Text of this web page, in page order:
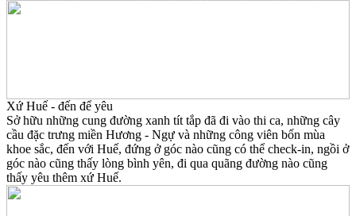
Xứ Huế - đến để yêu
Sở hữu những cung đường xanh tít tắp đã đi vào thi ca, những cây
cầu đặc trưng miền Hương - Ngự và những công viên bốn mùa
khoe sắc, đến với Huế, đứng ở góc nào cũng có thể check-in, ngồi ở
góc nào cũng thấy lòng bình yên, đi qua quãng đường nào cũng
thấy yêu thêm xứ Huế.